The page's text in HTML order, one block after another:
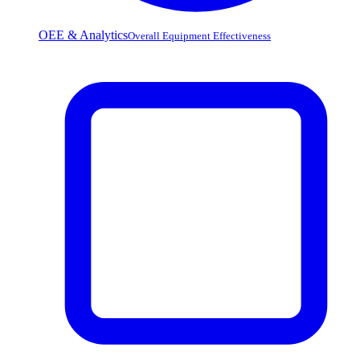
OEE & AnalyticsOverall Equipment Effectiveness